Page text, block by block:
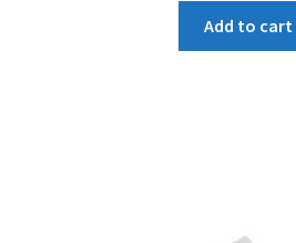
of 5
Add to cart